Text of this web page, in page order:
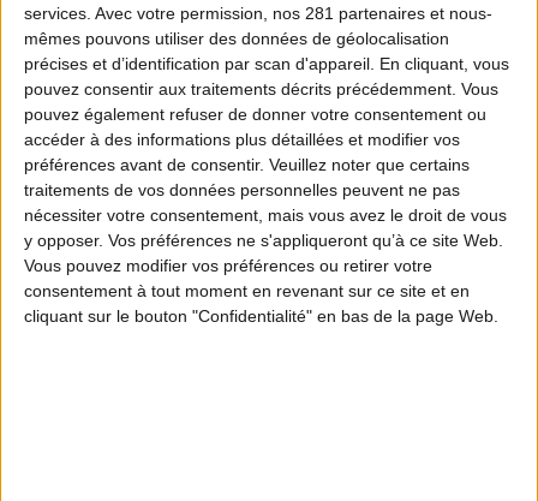
services. Avec votre permission, nos 281 partenaires et nous-
mêmes pouvons utiliser des données de géolocalisation
précises et d’identification par scan d'appareil. En cliquant, vous
pouvez consentir aux traitements décrits précédemment. Vous
pouvez également refuser de donner votre consentement ou
accéder à des informations plus détaillées et modifier vos
préférences avant de consentir. Veuillez noter que certains
traitements de vos données personnelles peuvent ne pas
nécessiter votre consentement, mais vous avez le droit de vous
y opposer. Vos préférences ne s'appliqueront qu’à ce site Web.
Vous pouvez modifier vos préférences ou retirer votre
consentement à tout moment en revenant sur ce site et en
cliquant sur le bouton "Confidentialité" en bas de la page Web.